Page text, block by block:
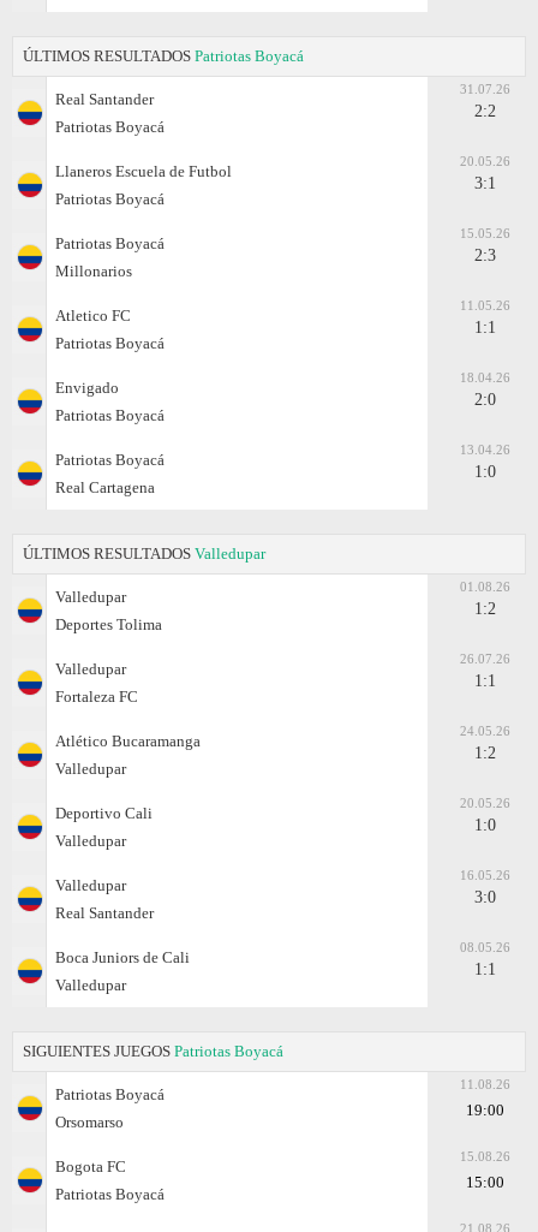
ÚLTIMOS RESULTADOS Patriotas Boyacá
Real Santander
Patriotas Boyacá
31.07.26
2:2
Llaneros Escuela de Futbol
Patriotas Boyacá
20.05.26
3:1
Patriotas Boyacá
Millonarios
15.05.26
2:3
Atletico FC
Patriotas Boyacá
11.05.26
1:1
Envigado
Patriotas Boyacá
18.04.26
2:0
Patriotas Boyacá
Real Cartagena
13.04.26
1:0
ÚLTIMOS RESULTADOS Valledupar
Valledupar
Deportes Tolima
01.08.26
1:2
Valledupar
Fortaleza FC
26.07.26
1:1
Atlético Bucaramanga
Valledupar
24.05.26
1:2
Deportivo Cali
Valledupar
20.05.26
1:0
Valledupar
Real Santander
16.05.26
3:0
Boca Juniors de Cali
Valledupar
08.05.26
1:1
SIGUIENTES JUEGOS Patriotas Boyacá
Patriotas Boyacá
Orsomarso
11.08.26
19:00
Bogota FC
Patriotas Boyacá
15.08.26
15:00
21.08.26